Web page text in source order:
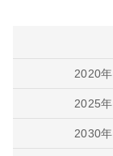
2020年
2025年
2030年